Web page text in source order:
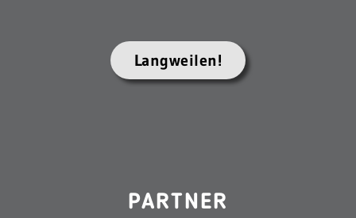
Langweilen!
PARTNER